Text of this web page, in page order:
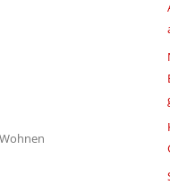
Wohnen